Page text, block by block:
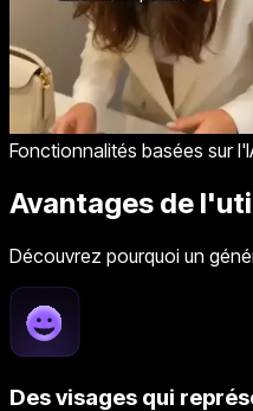
Fonctionnalités basées sur
Avantages de
Découvrez pourquoi un
Des visages qui